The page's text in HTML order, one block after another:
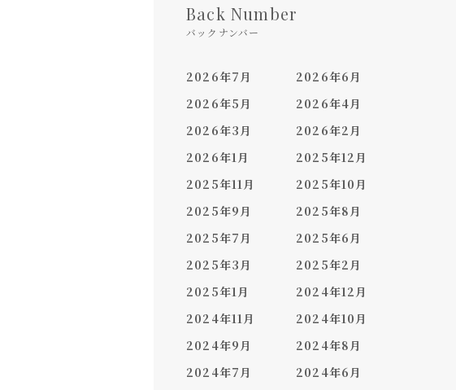
Back Number
バックナンバー
2026年7月
2026年6月
2026年5月
2026年4月
2026年3月
2026年2月
2026年1月
2025年12月
2025年11月
2025年10月
2025年9月
2025年8月
2025年7月
2025年6月
2025年3月
2025年2月
2025年1月
2024年12月
2024年11月
2024年10月
2024年9月
2024年8月
2024年7月
2024年6月